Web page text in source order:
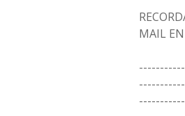
MAIL